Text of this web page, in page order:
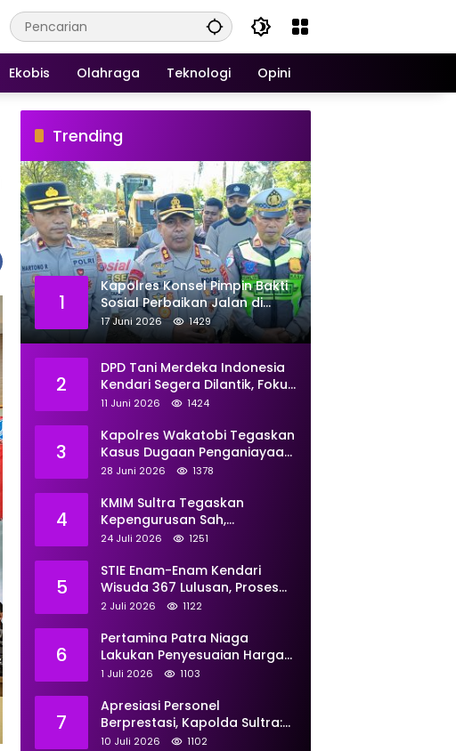
Ekobis Olahraga Teknologi Opini
Trending
1
Kapolres Konsel Pimpin Bakti
Sosial Perbaikan Jalan di
Kecamatan Laeya, 19 Titik
Rusak Siap Ditambal
17 Juni 2026 1429
2
DPD Tani Merdeka Indonesia
Kendari Segera Dilantik, Fokus
Perkuat Pemberdayaan
11 Juni 2026 1424
3
Kapolres Wakatobi Tegaskan
Kasus Dugaan Penganiayaan
Dua Remaja oleh Dua
Profesional
28 Juni 2026 1378
4
KMIM Sultra Tegaskan
Kepengurusan Sah,
Peringatkan Klaim Ketua
24 Juli 2026 1251
5
STIE Enam-Enam Kendari
Wisuda 367 Lulusan, Proses
Transformasi Menuju
Kemendiktisaintek
2 Juli 2026 1122
6
Pertamina Patra Niaga
Lakukan Penyesuaian Harga
BBM Non Subsidi Per 1 Juli
1 Juli 2026 1103
7
Apresiasi Personel
Berprestasi, Kapolda Sultra:
Tunjukkan Kompetensi
10 Juli 2026 1102